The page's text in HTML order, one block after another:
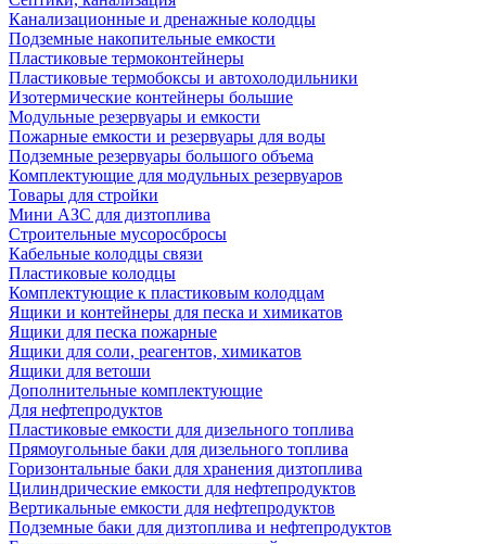
Канализационные и дренажные колодцы
Подземные накопительные емкости
Пластиковые термоконтейнеры
Пластиковые термобоксы и автохолодильники
Изотермические контейнеры большие
Модульные резервуары и емкости
Пожарные емкости и резервуары для воды
Подземные резервуары большого объема
Комплектующие для модульных резервуаров
Товары для стройки
Мини АЗС для дизтоплива
Строительные мусоросбросы
Кабельные колодцы связи
Пластиковые колодцы
Комплектующие к пластиковым колодцам
Ящики и контейнеры для песка и химикатов
Ящики для песка пожарные
Ящики для соли, реагентов, химикатов
Ящики для ветоши
Дополнительные комплектующие
Для нефтепродуктов
Пластиковые емкости для дизельного топлива
Прямоугольные баки для дизельного топлива
Горизонтальные баки для хранения дизтоплива
Цилиндрические емкости для нефтепродуктов
Вертикальные емкости для нефтепродуктов
Подземные баки для дизтоплива и нефтепродуктов